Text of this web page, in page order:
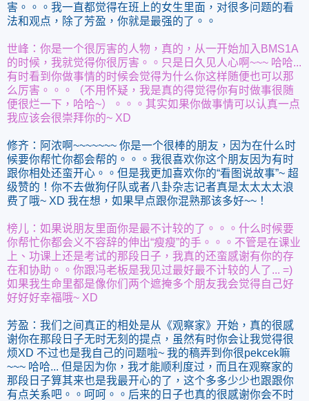
害。。。我一直都觉得在班上的女生里面，对很多问题的看
法和观点，除了芳盈，你就是最强的了。。
世峰：你是一个很厉害的人物，真的，从一开始加入BMS1A
的时候，我就觉得你很厉害。。只是日久见人心啊~~~ 哈哈...
有时看到你做事情的时候会觉得为什么你这样随便也可以那
么厉害。。。（不用怀疑，我是真的得觉得你有时做事很随
便很烂一下，哈哈~）。。。其实如果你做事情可以认真一点
我应该会很崇拜你的~ XD
修齐：阿浓啊~~~~~~~ 你是一个很棒的朋友，因为在什么时
候要你帮忙你都会帮的。。。我很喜欢你这个朋友因为有时
跟你相处还蛮开心。。但是我更加喜欢你的“看图说故事”~ 超
级赞的！你不去做狗仔队或者八卦杂志记者真是太太太太浪
费了哦~ XD 我在想，如果早点跟你混熟那该多好~~！
榜儿：如果说朋友里面你是最不计较的了。。。什么时候要
你帮忙你都会义不容辞的伸出“瘦瘦”的手。。。不管是在课业
上、功课上还是考试的那段日子，我真的还蛮感谢有你的存
在和协助。。你跟冯老板是我见过最好最不计较的人了... =)
如果我生命里都是像你们两个遮掩多个朋友我会觉得自己好
好好好幸福哦~ XD
芳盈：我们之间真正的相处是从《观察家》开始，真的很感
谢你在那段日子无时无刻的提点，虽然有时你会让我觉得很
烦XD 不过也是我自己的问题啦~ 我的稿弄到你很pekcek嘛
~~~ 哈哈... 但是因为你，我才能顺利度过，而且在观察家的
那段日子算其来也是我最开心的了，这个多多少少也跟跟你
有点关系吧。。呵呵。。后来的日子也真的很感谢你会不时